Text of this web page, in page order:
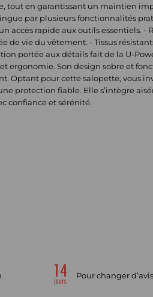
tout en garantissant un maintien
par plusieurs fonctionnalités
rapide aux outils essentiels. -
vie du vêtement. - Tissus
portée aux détails fait de la U-
ergonomie. Son design sobre et
Optant pour cette salopette, vous
protection fiable. Elle s’intègre
confiance et sérénité.
Pour changer d’avis